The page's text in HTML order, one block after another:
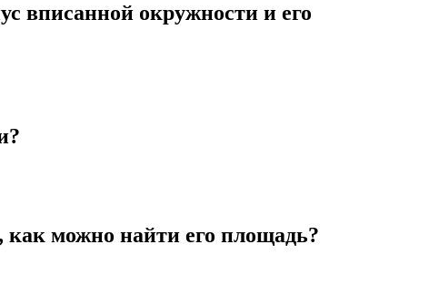
вписанной окружности и его
можно найти его площадь?